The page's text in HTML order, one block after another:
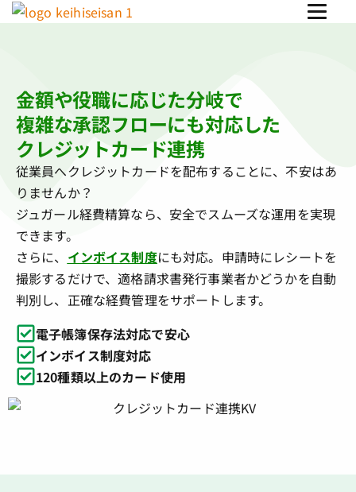
金額や役職に応じた分岐で
複雑な承認フローにも対応した
クレジットカード連携
従業員へクレジットカードを配布することに、不安はあ
りませんか？
ジュガール経費精算なら、安全でスムーズな運用を実現
できます。
さらに、 インボイス制度にも対応。申請時にレシートを
撮影するだけで、適格請求書発行事業者かどうかを自動
判別し、正確な経費管理をサポートします。
電子帳簿保存法対応で安心
インボイス制度対応
120種類以上のカード使用